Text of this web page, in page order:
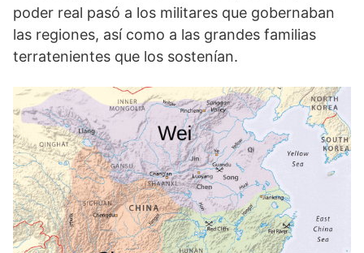
poder real pasó a los militares que gobernaban
las regiones, así como a las grandes familias
terratenientes que los sostenían.